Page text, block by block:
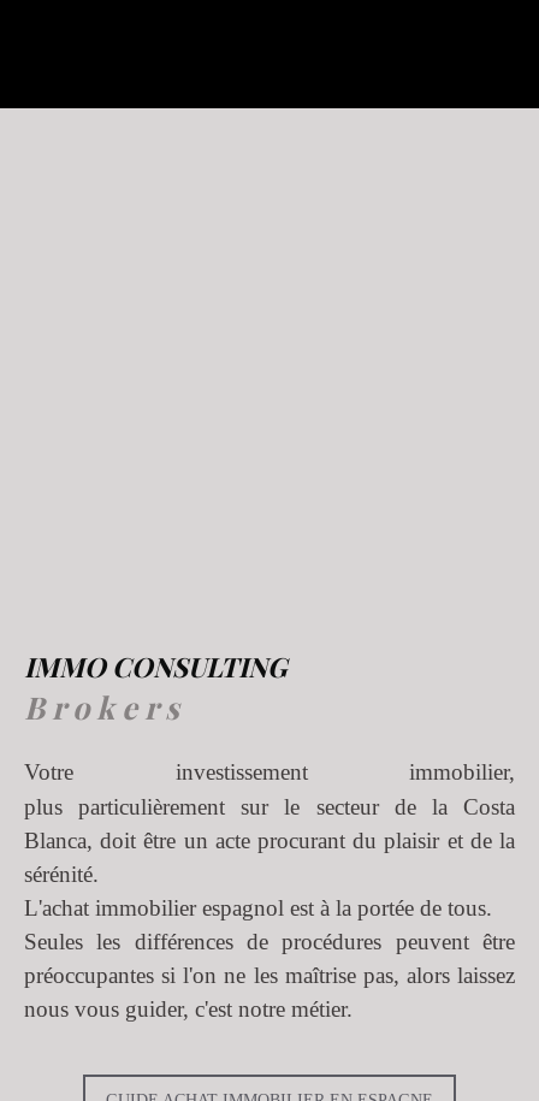
IMMO CONSULTING
B r o k e r s
Votre investissement immobilier,
plus particulièrement sur le secteur de la Costa
Blanca, doit être un acte procurant du plaisir et de la
sérénité.
L'achat immobilier espagnol est à la portée de tous.
Seules les différences de procédures peuvent être
préoccupantes si l'on ne les maîtrise pas, alors laissez
nous vous guider, c'est notre métier.